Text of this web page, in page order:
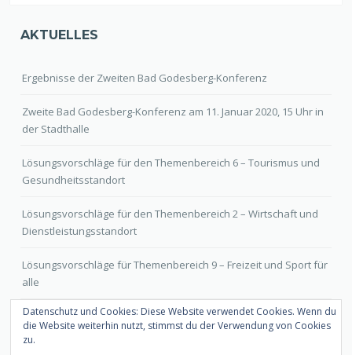
AKTUELLES
Ergebnisse der Zweiten Bad Godesberg-Konferenz
Zweite Bad Godesberg-Konferenz am 11. Januar 2020, 15 Uhr in
der Stadthalle
Lösungsvorschläge für den Themenbereich 6 – Tourismus und
Gesundheitsstandort
Lösungsvorschläge für den Themenbereich 2 – Wirtschaft und
Dienstleistungsstandort
Lösungsvorschläge für Themenbereich 9 – Freizeit und Sport für
alle
Datenschutz und Cookies: Diese Website verwendet Cookies. Wenn du
die Website weiterhin nutzt, stimmst du der Verwendung von Cookies
zu.